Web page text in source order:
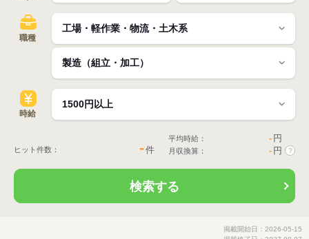
職種
時給
ヒット件数： -件
平均時給： - 円
月収換算： - 円 ?
検索する
掲載開始日：2026-05-15